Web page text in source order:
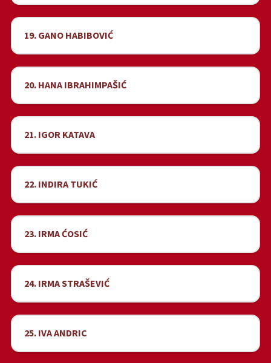
19. GANO HABIBOVIĆ
20. HANA IBRAHIMPAŠIĆ
21. IGOR KATAVA
22. INDIRA TUKIĆ
23. IRMA ĆOSIĆ
24. IRMA STRAŠEVIĆ
25. IVA ANDRIC